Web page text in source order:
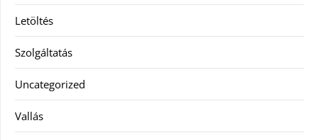
Letöltés
Szolgáltatás
Uncategorized
Vallás